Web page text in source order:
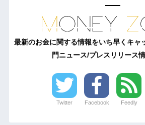
最新のお金に関する情報をいち早くキャ
門ニュース/プレスリリース
Twitter Facebook Feedly